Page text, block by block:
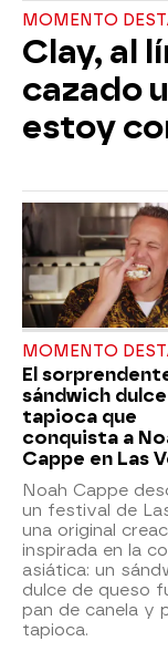
MOMENTO
Clay, al
cazado
estoy
MOMENTO
El
sándwich
tapioca que
conquista a
Cappe en Las
Noah Cappe
un festival de
una original
inspirada en la
asiática: un
dulce de queso
pan de canela y
tapioca.